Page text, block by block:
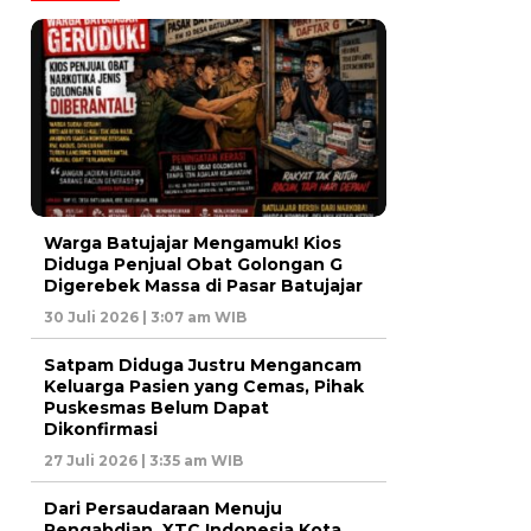
Warga Batujajar Mengamuk! Kios
Diduga Penjual Obat Golongan G
Digerebek Massa di Pasar Batujajar
30 Juli 2026 | 3:07 am WIB
Satpam Diduga Justru Mengancam
Keluarga Pasien yang Cemas, Pihak
Puskesmas Belum Dapat
Dikonfirmasi
27 Juli 2026 | 3:35 am WIB
Dari Persaudaraan Menuju